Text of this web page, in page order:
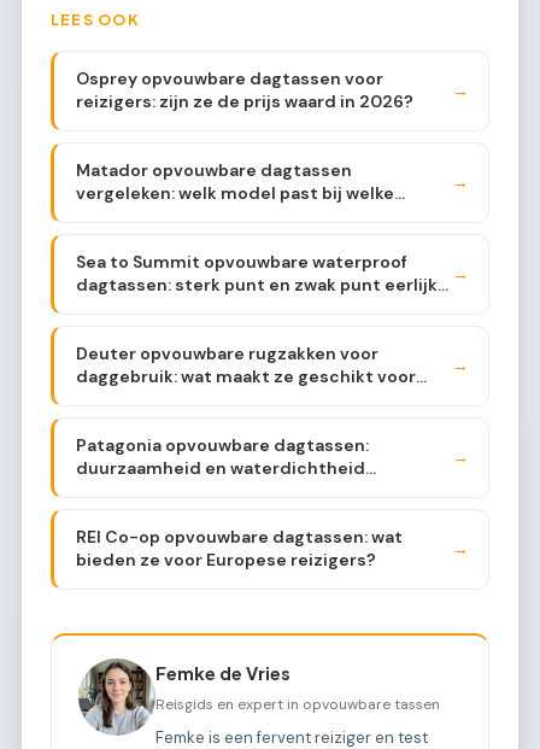
LEES OOK
Osprey opvouwbare dagtassen voor
reizigers: zijn ze de prijs waard in 2026?
→
Matador opvouwbare dagtassen
vergeleken: welk model past bij welke
→
Sea to Summit opvouwbare waterproof
dagtassen: sterk punt en zwak punt eerlijk
→
Deuter opvouwbare rugzakken voor
daggebruik: wat maakt ze geschikt voor
→
Patagonia opvouwbare dagtassen:
duurzaamheid en waterdichtheid
→
REI Co-op opvouwbare dagtassen: wat
bieden ze voor Europese reizigers?
→
Femke de Vries
Reisgids en expert in opvouwbare tassen
Femke is een fervent reiziger en test